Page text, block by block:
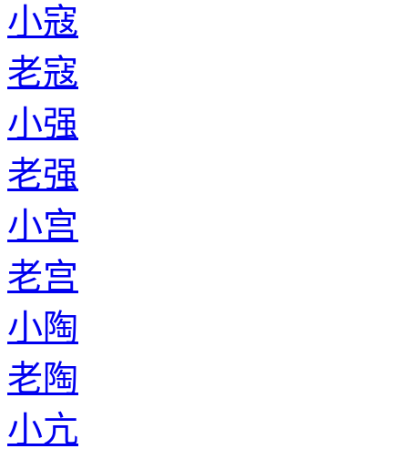
小寇
老寇
小强
老强
小宫
老宫
小陶
老陶
小亢